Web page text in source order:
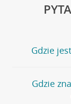
Gdzie
Jeśli szukasz
stronęPlacówki i
wygodna
Gdzie